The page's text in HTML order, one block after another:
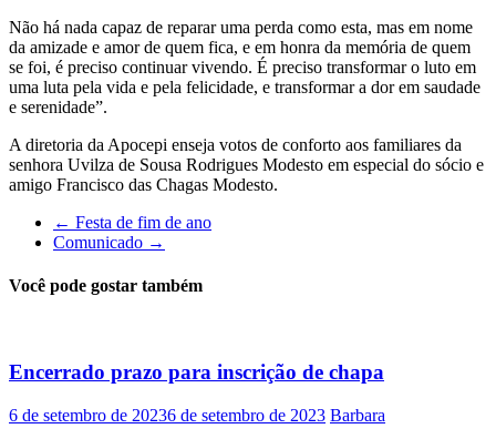
Não há nada capaz de reparar uma perda como esta, mas em nome
da amizade e amor de quem fica, e em honra da memória de quem
se foi, é preciso continuar vivendo. É preciso transformar o luto em
uma luta pela vida e pela felicidade, e transformar a dor em saudade
e serenidade”.
A diretoria da Apocepi enseja votos de conforto aos familiares da
senhora Uvilza de Sousa Rodrigues Modesto em especial do sócio e
amigo Francisco das Chagas Modesto.
← Festa de fim de ano
Comunicado →
Você pode gostar também
Encerrado prazo para inscrição de chapa
6 de setembro de 20236 de setembro de 2023 Barbara